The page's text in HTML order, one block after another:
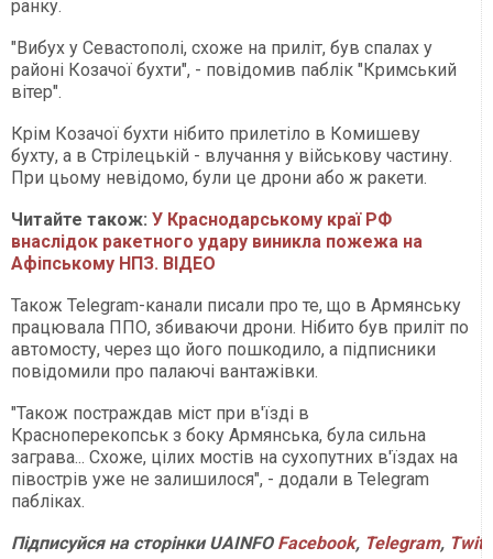
ранку.
"Вибух у Севастополі, схоже на приліт, був спалах у
районі Козачої бухти", - повідомив паблік "Кримський
вітер".
Крім Козачої бухти нібито прилетіло в Комишеву
бухту, а в Стрілецькій - влучання у військову частину.
При цьому невідомо, були це дрони або ж ракети.
Читайте також: У Краснодарському краї РФ
внаслідок ракетного удару виникла пожежа на
Афіпському НПЗ. ВІДЕО
Також Telegram-канали писали про те, що в Армянську
працювала ППО, збиваючи дрони. Нібито був приліт по
автомосту, через що його пошкодило, а підписники
повідомили про палаючі вантажівки.
"Також постраждав міст при в'їзді в
Красноперекопськ з боку Армянська, була сильна
заграва... Схоже, цілих мостів на сухопутних в'їздах на
півострів уже не залишилося", - додали в Telegram
пабліках.
ПідписуйсянасторінкиUAINFO Facebook, Telegram,